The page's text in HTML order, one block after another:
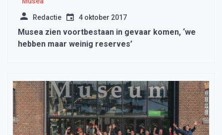
Redactie 4 oktober 2017
Musea zien voortbestaan in gevaar komen, ‘we
hebben maar weinig reserves’